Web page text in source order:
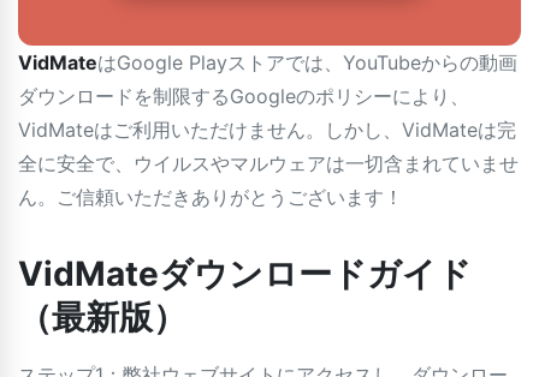
VidMateはGoogle Playストアでは、YouTubeからの動画
ダウンロードを制限するGoogleのポリシーにより、
VidMateはご利用いただけません。しかし、VidMateは完
全に安全で、ウイルスやマルウェアは一切含まれていませ
ん。ご信頼いただきありがとうございます！
VidMateダウンロードガイド
（最新版）